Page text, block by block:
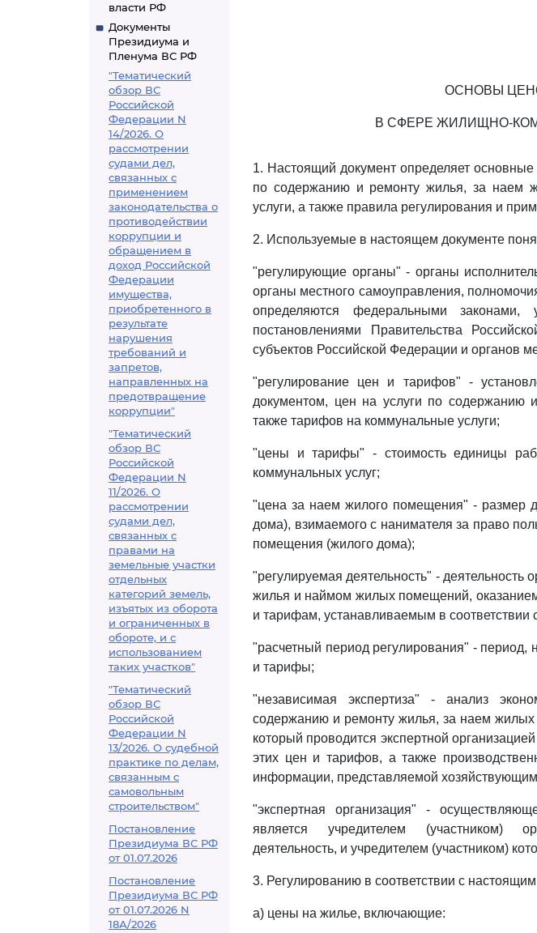
власти РФ
Документы
Президиума и
Пленума ВС РФ
"Тематический
обзор ВС
Российской
Федерации N
14/2026. О
рассмотрении
судами дел,
связанных с
применением
законодательства о
противодействии
коррупции и
обращением в
доход Российской
Федерации
имущества,
приобретенного в
результате
нарушения
требований и
запретов,
направленных на
предотвращение
коррупции"
"Тематический
обзор ВС
Российской
Федерации N
11/2026. О
рассмотрении
судами дел,
связанных с
правами на
земельные участки
отдельных
категорий земель,
изъятых из оборота
и ограниченных в
обороте, и с
использованием
таких участков"
"Тематический
обзор ВС
Российской
Федерации N
13/2026. О судебной
практике по делам,
связанным с
самовольным
строительством"
Постановление
Президиума ВС РФ
от 01.07.2026
Постановление
Президиума ВС РФ
от 01.07.2026 N
18А/2026
ОСНОВЫ
В СФЕРЕ ЖИЛИЩНО-
1. Настоящий документ определяет
по содержанию и ремонту жилья, за наем
услуги, а также правила регулирования и
2. Используемые в настоящем документе
"регулирующие органы" - органы
органы местного самоуправления,
определяются федеральными законами,
постановлениями Правительства
субъектов Российской Федерации и органов
"регулирование цен и тарифов" -
документом, цен на услуги по
также тарифов на коммунальные услуги;
"цены и тарифы" - стоимость единицы
коммунальных услуг;
"цена за наем жилого помещения" - размер
дома), взимаемого с нанимателя за право
помещения (жилого дома);
"регулируемая деятельность" -
жилья и наймом жилых помещений,
и тарифам, устанавливаемым в соответствии
"расчетный период регулирования" -
и тарифы;
"независимая экспертиза" - анализ
содержанию и ремонту жилья, за наем
который проводится экспертной
этих цен и тарифов, а также
информации, представляемой
"экспертная организация" -
является учредителем (участником)
деятельность, и учредителем (участником)
3. Регулированию в соответствии с
а) цены на жилье, включающие: